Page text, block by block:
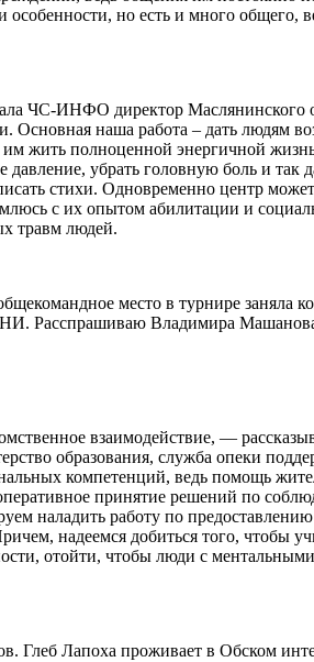
но есть и много общего,
ЧС-ИНФО директор
наша работа – дать людям
жить полноценной энергичной
давление, убрать головную боль и
стихи. Одновременно центр
с их опытом абилитации и
травм людей.
место в турнире заняла
Расспрашиваю Владимира
взаимодействие, —
образования, служба опеки
компетенций, ведь помощь
принятие решений по
наладить работу по
надеемся добиться того, чтобы
отойти, чтобы люди с
Глеб Лапоха проживает в Обском